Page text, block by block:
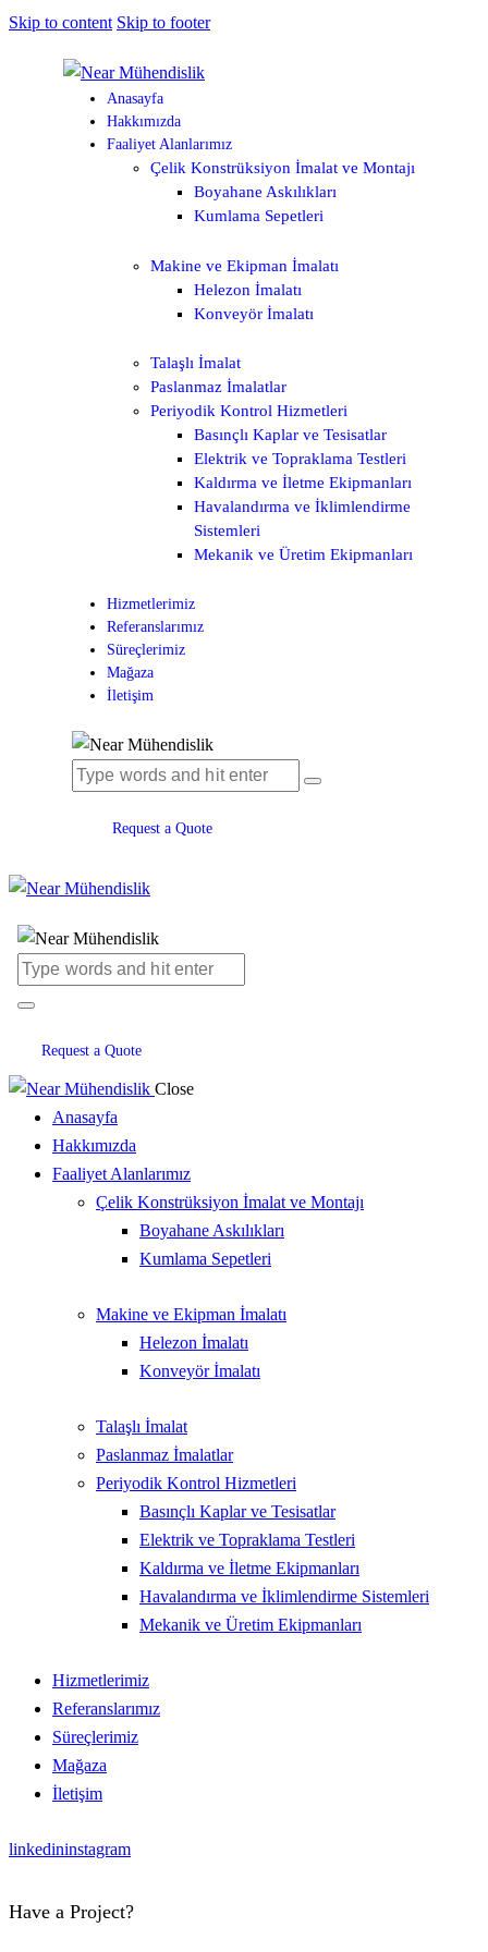
Skip to content Skip to footer
Anasayfa
Hakkımızda
Faaliyet Alanlarımız
Çelik Konstrüksiyon İmalat ve Montajı
Boyahane Askılıkları
Kumlama Sepetleri
Makine ve Ekipman İmalatı
Helezon İmalatı
Konveyör İmalatı
Talaşlı İmalat
Paslanmaz İmalatlar
Periyodik Kontrol Hizmetleri
Basınçlı Kaplar ve Tesisatlar
Elektrik ve Topraklama Testleri
Kaldırma ve İletme Ekipmanları
Havalandırma ve İklimlendirme
Sistemleri
Mekanik ve Üretim Ekipmanları
Hizmetlerimiz
Referanslarımız
Süreçlerimiz
Mağaza
İletişim
Request a Quote
Request a Quote
Close
Anasayfa
Hakkımızda
Faaliyet Alanlarımız
Çelik Konstrüksiyon İmalat ve Montajı
Boyahane Askılıkları
Kumlama Sepetleri
Makine ve Ekipman İmalatı
Helezon İmalatı
Konveyör İmalatı
Talaşlı İmalat
Paslanmaz İmalatlar
Periyodik Kontrol Hizmetleri
Basınçlı Kaplar ve Tesisatlar
Elektrik ve Topraklama Testleri
Kaldırma ve İletme Ekipmanları
Havalandırma ve İklimlendirme Sistemleri
Mekanik ve Üretim Ekipmanları
Hizmetlerimiz
Referanslarımız
Süreçlerimiz
Mağaza
İletişim
linkedininstagram
Have a Project?